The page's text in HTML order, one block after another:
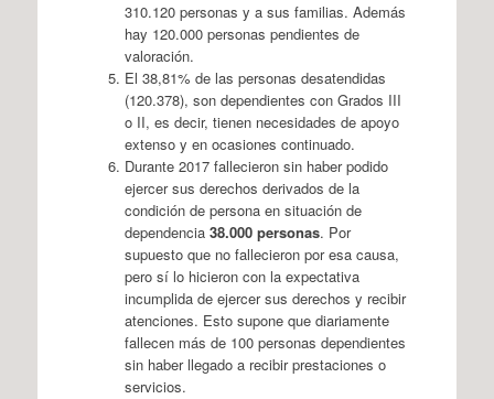
310.120 personas y a sus familias. Además
hay 120.000 personas pendientes de
valoración.
El 38,81% de las personas desatendidas
(120.378), son dependientes con Grados III
o II, es decir, tienen necesidades de apoyo
extenso y en ocasiones continuado.
Durante 2017 fallecieron sin haber podido
ejercer sus derechos derivados de la
condición de persona en situación de
dependencia 38.000 personas. Por
supuesto que no fallecieron por esa causa,
pero sí lo hicieron con la expectativa
incumplida de ejercer sus derechos y recibir
atenciones. Esto supone que diariamente
fallecen más de 100 personas dependientes
sin haber llegado a recibir prestaciones o
servicios.